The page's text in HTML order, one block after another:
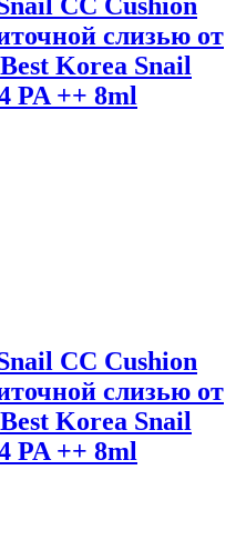
CC Cushion
слизью от
Korea Snail
PA ++ 8ml
CC Cushion
слизью от
Korea Snail
PA ++ 8ml